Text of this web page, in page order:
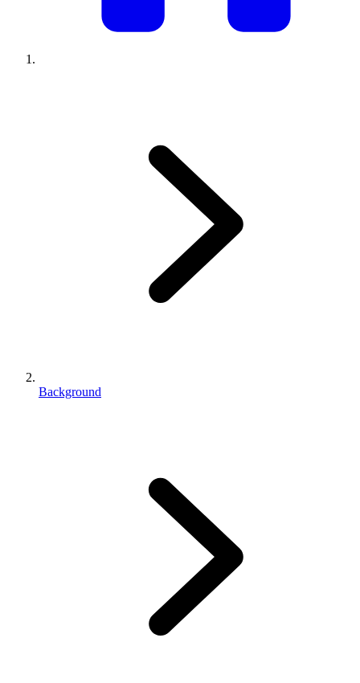
Background